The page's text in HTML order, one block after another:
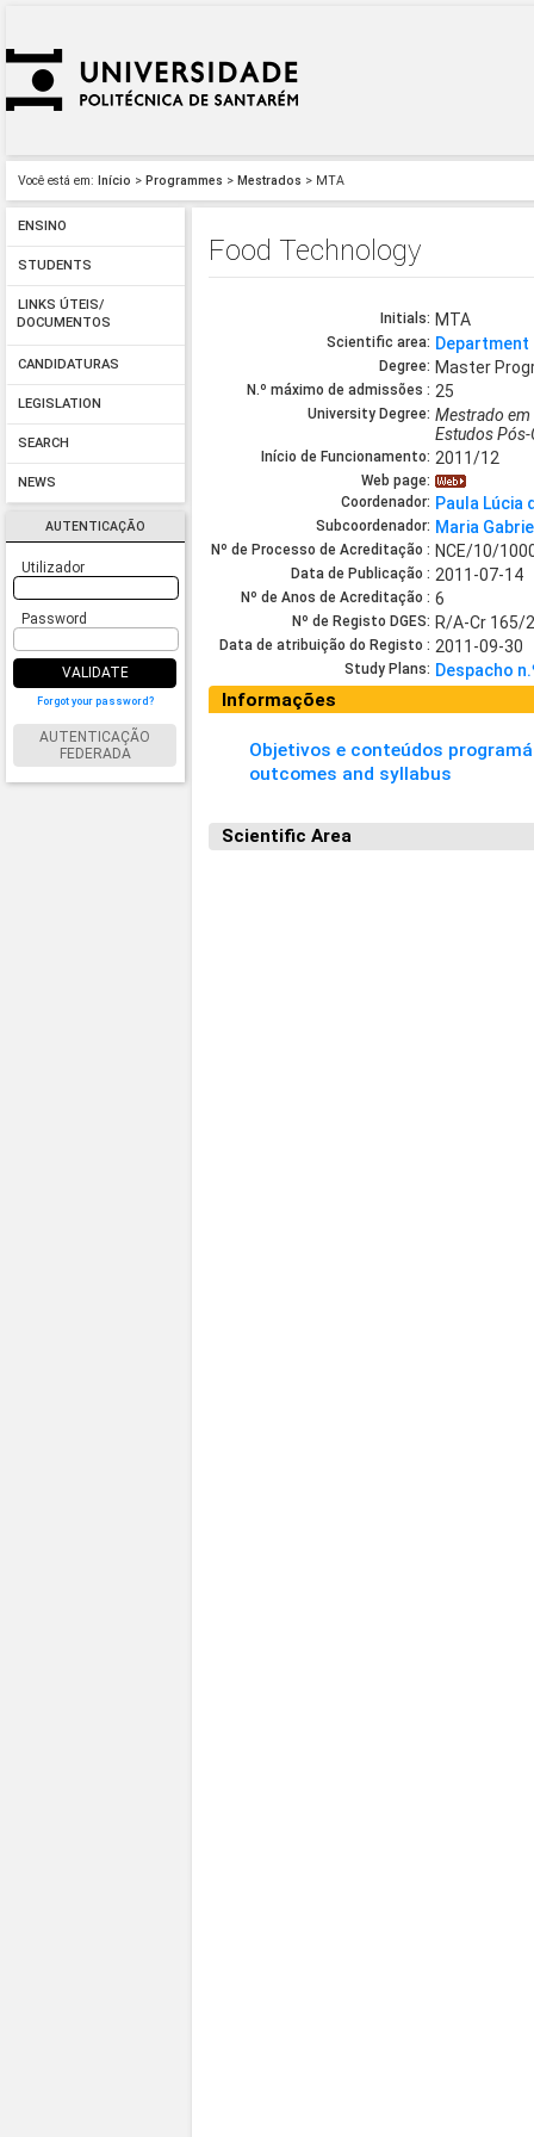
Você está em: Início > Programmes > Mestrados > MTA
ENSINO
STUDENTS
LINKS ÚTEIS/
DOCUMENTOS
CANDIDATURAS
LEGISLATION
SEARCH
NEWS
AUTENTICAÇÃO
Utilizador
Password
VALIDATE
Forgot your password?
AUTENTICAÇÃO
FEDERADA
Food Technology
Initials: MTA
Scientific area:
Degree: Master
N.º máximo de admissões : 25
University Degree: Mestrado
Estudos
Início de Funcionamento: 2011/12
Web page:
Coordenador: Paula Lúcia
Subcoordenador: Maria
Nº de Processo de Acreditação : NCE/10/
Data de Publicação : 2011-07-14
Nº de Anos de Acreditação : 6
Nº de Registo DGES: R/A-Cr 165/
Data de atribuição do Registo : 2011-09-30
Study Plans: Despacho
Informações
Objetivos e conteúdos
outcomes and syllabus
Scientific Area